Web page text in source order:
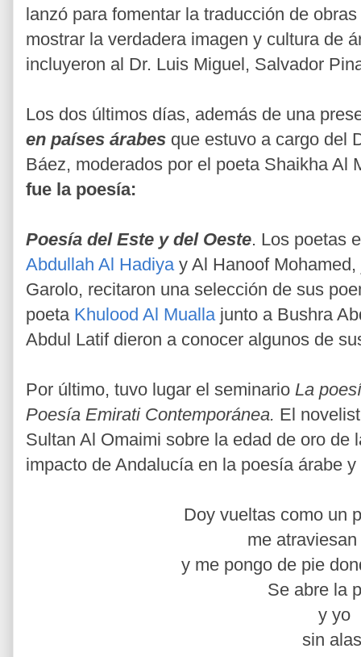
lanzó para fomentar la traducción de
mostrar la verdadera imagen y cultura de
incluyeron al Dr. Luis Miguel, Salvador
Los dos últimos días, además de una
en países árabes que estuvo a cargo del
Báez, moderados por el poeta Shaikha Al
fue la poesía:
Poesía del Este y del Oeste. Los poetas
Abdullah Al Hadiya y Al Hanoof
Garolo, recitaron una selección de sus
poeta Khulood Al Muallajunto a Bushra
Abdul Latif dieron a conocer algunos de
Por último, tuvo lugar el seminario La
Poesía Emirati Contemporánea. El
Sultan Al Omaimi sobre la edad de oro de
impacto de Andalucía en la poesía árabe
Doy vueltas como un
me
y me pongo de pie
Se abre la
y yo
sin